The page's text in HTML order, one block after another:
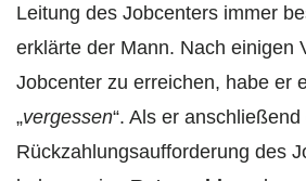
Leitung des Jobcenters immer
erklärte der Mann. Nach einigen
Jobcenter zu erreichen, habe er
„vergessen“. Als er anschließend
Rückzahlungsaufforderung des